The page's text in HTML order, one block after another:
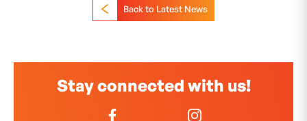
Back to Latest News
Stay connected with us!